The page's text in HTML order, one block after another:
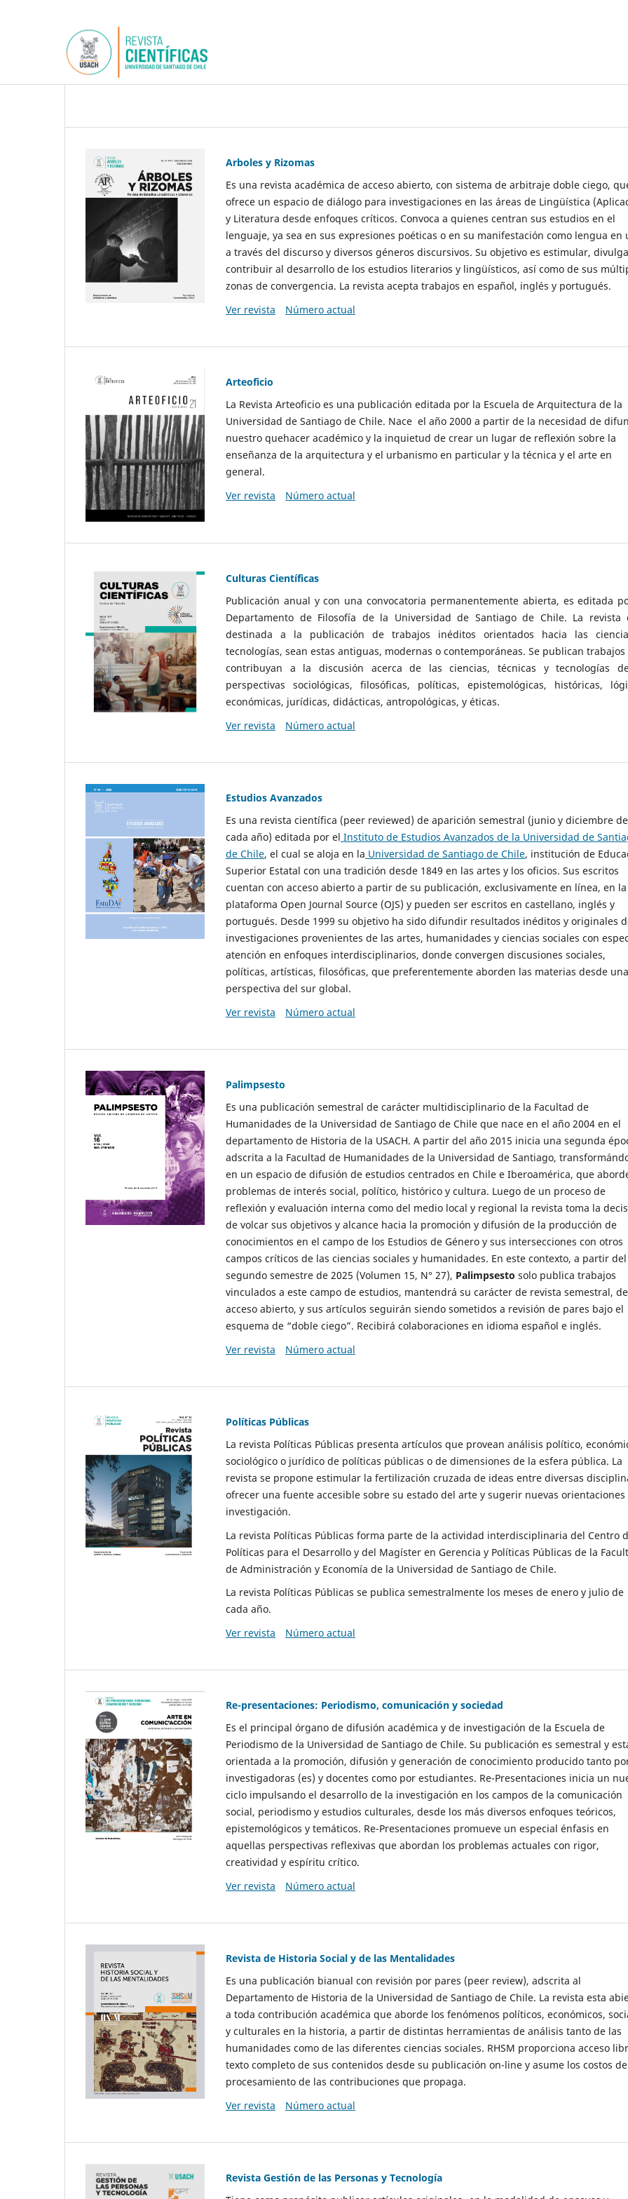
Arboles y Rizomas
Es una revista académica de acceso abierto, con sistema de arbitraje doble ciego,
ofrece un espacio de diálogo para investigaciones en las áreas de Lingüística
y Literatura desde enfoques críticos. Convoca a quienes centran sus estudios en el
lenguaje, ya sea en sus expresiones poéticas o en su manifestación como lengua en
a través del discurso y diversos géneros discursivos. Su objetivo es estimular,
contribuir al desarrollo de los estudios literarios y lingüísticos, así como de sus
zonas de convergencia. La revista acepta trabajos en español, inglés y portugués.
Ver revista
Número actual
Arteoficio
La Revista Arteoficio es una publicación editada por la Escuela de Arquitectura de la
Universidad de Santiago de Chile. Nace el año 2000 a partir de la necesidad de
nuestro quehacer académico y la inquietud de crear un lugar de reflexión sobre la
enseñanza de la arquitectura y el urbanismo en particular y la técnica y el arte en
general.
Ver revista
Número actual
Culturas Científicas
Publicación anual y con una convocatoria permanentemente abierta, es editada
Departamento de Filosofía de la Universidad de Santiago de Chile. La revista
destinada a la publicación de trabajos inéditos orientados hacia las
tecnologías, sean estas antiguas, modernas o contemporáneas. Se publican
contribuyan a la discusión acerca de las ciencias, técnicas y tecnologías
perspectivas sociológicas, filosóficas, políticas, epistemológicas, históricas,
económicas, jurídicas, didácticas, antropológicas, y éticas.
Ver revista
Número actual
Estudios Avanzados
Es una revista científica (peer reviewed) de aparición semestral (junio y diciembre de
cada año) editada por el Instituto de Estudios Avanzados de la Universidad de
de Chile, el cual se aloja en la Universidad de Santiago de Chile, institución de
Superior Estatal con una tradición desde 1849 en las artes y los oficios. Sus escritos
cuentan con acceso abierto a partir de su publicación, exclusivamente en línea, en la
plataforma Open Journal Source (OJS) y pueden ser escritos en castellano, inglés y
portugués. Desde 1999 su objetivo ha sido difundir resultados inéditos y originales
investigaciones provenientes de las artes, humanidades y ciencias sociales con
atención en enfoques interdisciplinarios, donde convergen discusiones sociales,
políticas, artísticas, filosóficas, que preferentemente aborden las materias desde una
perspectiva del sur global.
Ver revista
Número actual
Palimpsesto
Es una publicación semestral de carácter multidisciplinario de la Facultad de
Humanidades de la Universidad de Santiago de Chile que nace en el año 2004 en el
departamento de Historia de la USACH. A partir del año 2015 inicia una segunda
adscrita a la Facultad de Humanidades de la Universidad de Santiago,
en un espacio de difusión de estudios centrados en Chile e Iberoamérica, que
problemas de interés social, político, histórico y cultura. Luego de un proceso de
reflexión y evaluación interna como del medio local y regional la revista toma la
de volcar sus objetivos y alcance hacia la promoción y difusión de la producción de
conocimientos en el campo de los Estudios de Género y sus intersecciones con otros
campos críticos de las ciencias sociales y humanidades. En este contexto, a partir del
segundo semestre de 2025 (Volumen 15, N° 27), Palimpsesto solo publica trabajos
vinculados a este campo de estudios, mantendrá su carácter de revista semestral, de
acceso abierto, y sus artículos seguirán siendo sometidos a revisión de pares bajo el
esquema de “doble ciego”. Recibirá colaboraciones en idioma español e inglés.
Ver revista
Número actual
Políticas Públicas
La revista Políticas Públicas presenta artículos que provean análisis político,
sociológico o jurídico de políticas públicas o de dimensiones de la esfera pública. La
revista se propone estimular la fertilización cruzada de ideas entre diversas
ofrecer una fuente accesible sobre su estado del arte y sugerir nuevas orientaciones
investigación.
La revista Políticas Públicas forma parte de la actividad interdisciplinaria del Centro
Políticas para el Desarrollo y del Magíster en Gerencia y Políticas Públicas de la
de Administración y Economía de la Universidad de Santiago de Chile.
La revista Políticas Públicas se publica semestralmente los meses de enero y julio de
cada año.
Ver revista
Número actual
Re-presentaciones: Periodismo, comunicación y sociedad
Es el principal órgano de difusión académica y de investigación de la Escuela de
Periodismo de la Universidad de Santiago de Chile. Su publicación es semestral y
orientada a la promoción, difusión y generación de conocimiento producido tanto
investigadoras (es) y docentes como por estudiantes. Re-Presentaciones inicia un
ciclo impulsando el desarrollo de la investigación en los campos de la comunicación
social, periodismo y estudios culturales, desde los más diversos enfoques teóricos,
epistemológicos y temáticos. Re-Presentaciones promueve un especial énfasis en
aquellas perspectivas reflexivas que abordan los problemas actuales con rigor,
creatividad y espíritu crítico.
Ver revista
Número actual
Revista de Historia Social y de las Mentalidades
Es una publicación bianual con revisión por pares (peer review), adscrita al
Departamento de Historia de la Universidad de Santiago de Chile. La revista esta
a toda contribución académica que aborde los fenómenos políticos, económicos,
y culturales en la historia, a partir de distintas herramientas de análisis tanto de las
humanidades como de las diferentes ciencias sociales. RHSM proporciona acceso
texto completo de sus contenidos desde su publicación on-line y asume los costos de
procesamiento de las contribuciones que propaga.
Ver revista
Número actual
Revista Gestión de las Personas y Tecnología